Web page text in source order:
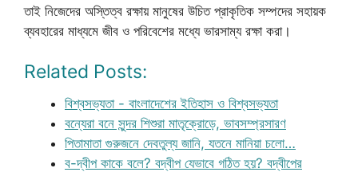
তাই নিজেদের অস্তিত্ব রক্ষায় মানুষের উচিত প্রাকৃতিক সম্পদের সহায়ক
ব্যবহারের মাধ্যমে জীব ও পরিবেশের মধ্যে ভারসাম্য রক্ষা করা।
Related Posts:
বিশ্বসভ্যতা - বাংলাদেশের ইতিহাস ও বিশ্বসভ্যতা
বন্যেরা বনে সুন্দর শিশুরা মাতৃক্রোড়ে, ভাবসম্প্রসারণ
পিতামাতা গুরুজনে দেবতুল্য জানি, যতনে মানিয়া চলো…
ব-দ্বীপ কাকে বলে? বদ্বীপ যেভাবে গঠিত হয়? বদ্বীপের